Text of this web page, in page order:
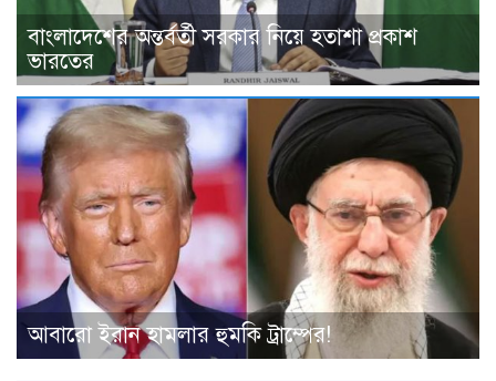
বাংলাদেশের অন্তর্বর্তী সরকার নিয়ে হতাশা প্রকাশ
ভারতের
আবারো ইরান হামলার হুমকি ট্রাম্পের!